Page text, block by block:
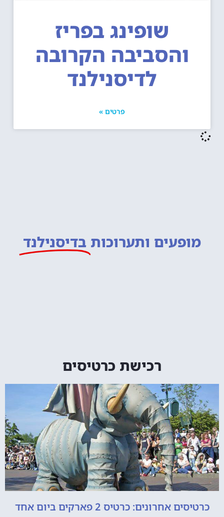
שופינג בפריז
והסביבה הקרובה
לדיסנילנד
פרטים »
מופעים ותערוכות בדיסנילנד
רכישת כרטיסים
כרטיסים אחרונים: כרטיס 2 פארקים ביום אחד